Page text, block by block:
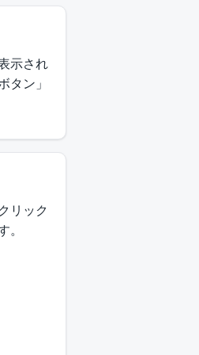
示され
タン」
リック